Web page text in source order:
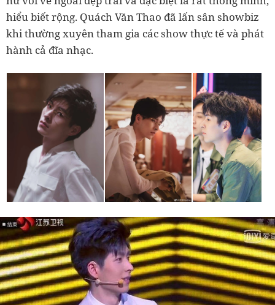
hiểu biết rộng. Quách Văn Thao đã lấn sân showbiz
khi thường xuyên tham gia các show thực tế và phát
hành cả đĩa nhạc.